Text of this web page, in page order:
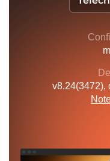
v8.24(3472),